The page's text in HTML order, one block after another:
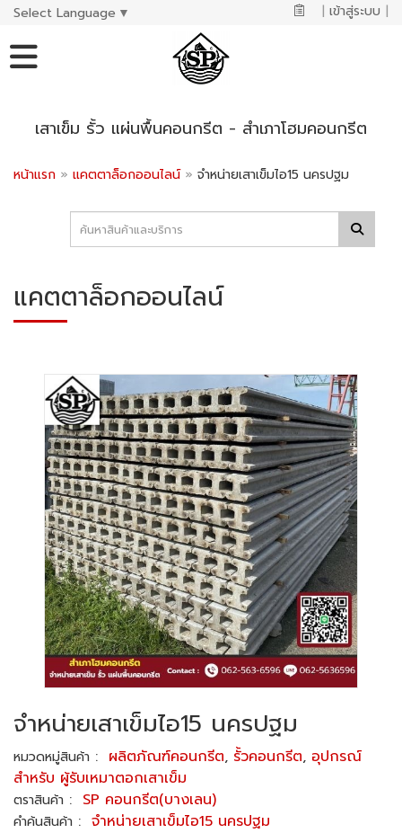
Select Language ▼ | เข้าสู่ระบบ |
เสาเข็ม รั้ว แผ่นพื้นคอนกรีต - สำเภาโฮมคอนกรีต
หน้าแรก » แคตตาล็อกออนไลน์ » จำหน่ายเสาเข็มไอ15 นครปฐม
แคตตาล็อกออนไลน์
จำหน่ายเสาเข็มไอ15 นครปฐม
หมวดหมู่สินค้า : ผลิตภัณฑ์คอนกรีต, รั้วคอนกรีต, อุปกรณ์
สำหรับ ผู้รับเหมาตอกเสาเข็ม
ตราสินค้า : SP คอนกรีต(บางเลน)
คำค้นสินค้า : จำหน่ายเสาเข็มไอ15 นครปฐม